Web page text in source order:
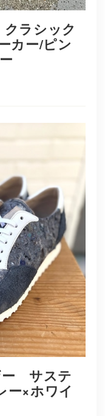
ラシック
カー/ピン
ー サステ
×ホワイ